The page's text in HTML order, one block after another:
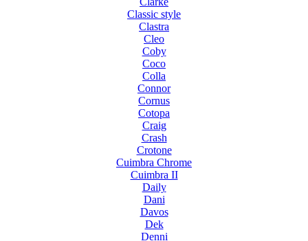
Classic style
Clastra
Cleo
Coby
Coco
Colla
Connor
Cornus
Cotopa
Craig
Crash
Crotone
Cuimbra Chrome
Cuimbra II
Daily
Dani
Davos
Dek
Denni